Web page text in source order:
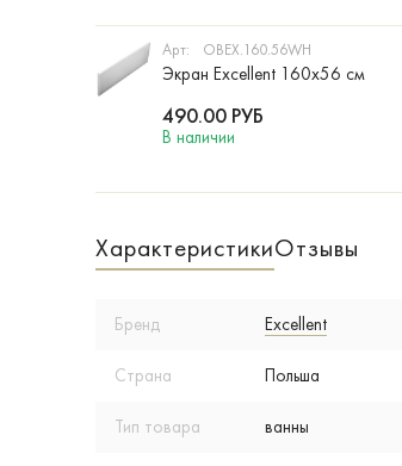
Экран Excellent 160х56 см
Арт: OBEX.160.56WH
В наличии
490.00 РУБ
ХарактеристикиОтзывы
Бренд Excellent
Страна Польша
Тип товара ванны